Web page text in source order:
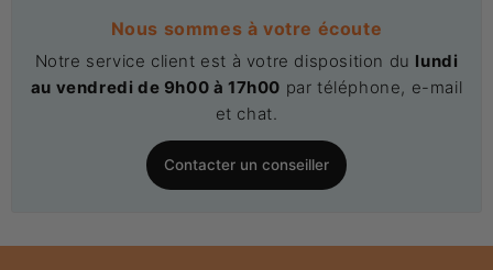
Nous sommes à votre écoute
Notre service client est à votre disposition du lundi
au vendredi de 9h00 à 17h00 par téléphone, e-mail
et chat.
Contacter un conseiller